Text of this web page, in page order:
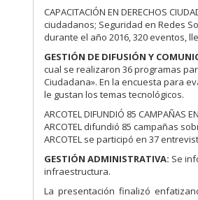
CAPACITACIÓN EN DERECHOS
ciudadanos; Seguridad en Redes
durante el año 2016, 320 eventos,
GESTIÓN DE DIFUSIÓN Y
cual se realizaron 36 programas
Ciudadana». En la encuesta para
le gustan los temas tecnológicos.
ARCOTEL DIFUNDIÓ 85
ARCOTEL difundió 85 campañas
ARCOTEL se participó en 37
GESTIÓN ADMINISTRATIVA: Se
infraestructura.
La presentación finalizó